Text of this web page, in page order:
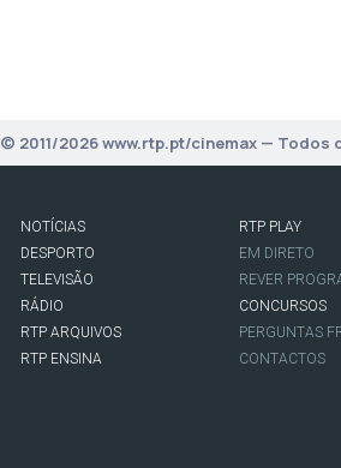
© 2011/2026 www.rtp.pt/cinemax —
NOTÍCIAS
DESPORTO
TELEVISÃO
RÁDIO
RTP ARQUIVOS
RTP ENSINA
RTP PLAY
EM DIRETO
REVER
CONCURSOS
PERGUNTAS
CONTACTOS